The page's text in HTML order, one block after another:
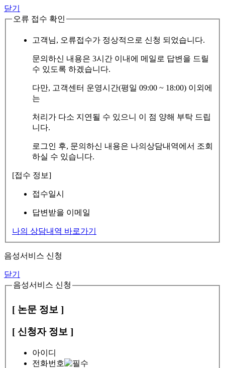
닫기
오류 접수 확인
고객님, 오류접수가 정상적으로 신청 되었습니다.
문의하신 내용은 3시간 이내에 메일로 답변을 드릴
수 있도록 하겠습니다.
다만, 고객센터 운영시간(평일 09:00 ~ 18:00) 이외에
는
처리가 다소 지연될 수 있으니 이 점 양해 부탁 드립
니다.
로그인 후, 문의하신 내용은 나의상담내역에서 조회
하실 수 있습니다.
[접수 정보]
접수일시
답변받을 이메일
나의 상담내역 바로가기
음성서비스 신청
닫기
음성서비스 신청
[ 논문 정보 ]
[ 신청자 정보 ]
아이디
전화번호